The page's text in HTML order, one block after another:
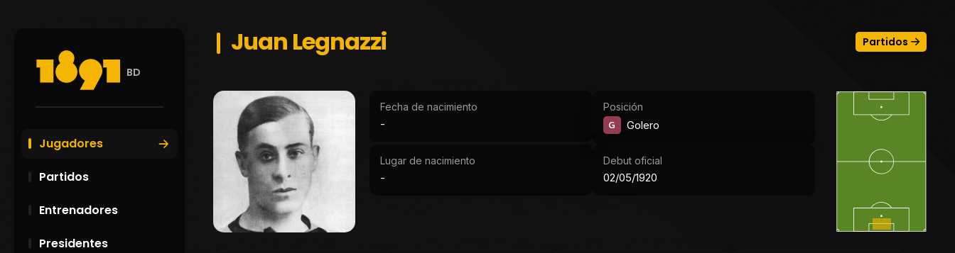
BD
Jugadores
Partidos
Entrenadores
Presidentes
Juan Legnazzi Partidos
Fecha de nacimiento
-
Posición
G Golero
Lugar de nacimiento
-
Debut oficial
02/05/1920